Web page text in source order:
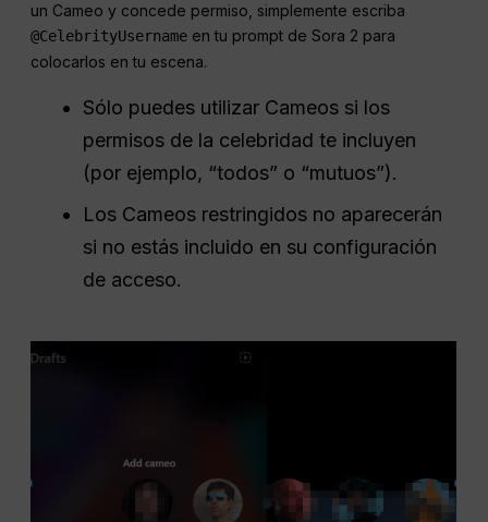
un Cameo y concede permiso, simplemente escriba
@CelebrityUsername en tu prompt de Sora 2 para
colocarlos en tu escena.
Sólo puedes utilizar Cameos si los
permisos de la celebridad te incluyen
(por ejemplo, “todos” o “mutuos”).
Los Cameos restringidos no aparecerán
si no estás incluido en su configuración
de acceso.